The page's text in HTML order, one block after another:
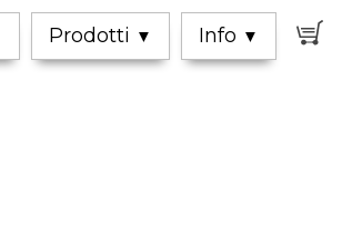
Prodotti ▼ Info ▼